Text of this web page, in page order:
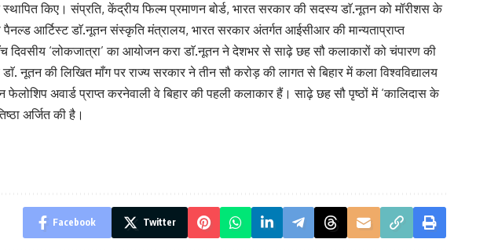
किए। संप्रति, केंद्रीय फिल्म प्रमाणन बोर्ड, भारत सरकार की सदस्य डाॅ.नूतन को मॉरीशस के
आर्टिस्ट डाॅ.नूतन संस्कृति मंत्रालय, भारत सरकार अंतर्गत आईसीआर की मान्यताप्राप्त
‘लोकजात्रा’ का आयोजन करा डाॅ.नूतन ने देशभर से साढ़े छह सौ कलाकारों को चंपारण की
की लिखित माँग पर राज्य सरकार ने तीन सौ करोड़ की लागत से बिहार में कला विश्वविद्यालय
अवार्ड प्राप्त करनेवाली वे बिहार की पहली कलाकार हैं। साढ़े छह सौ पृष्ठों में ‘कालिदास के
अर्जित की है।
Facebook Twitter